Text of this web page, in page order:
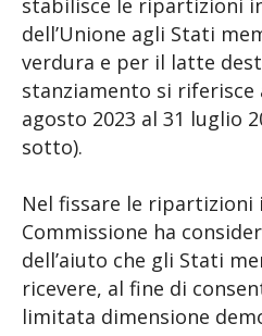
stabilisce le ripartizioni
dell’Unione agli Stati
verdura e per il latte
stanziamento si riferisce
agosto 2023 al 31 luglio
sotto).
Nel fissare le ripartizioni
Commissione ha
dell’aiuto che gli Stati
ricevere, al fine di
limitata dimensione